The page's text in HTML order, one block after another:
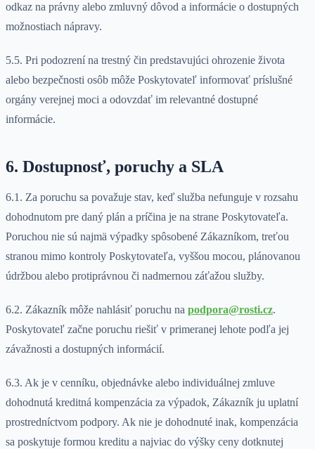
odkaz na právny alebo zmluvný dôvod a informácie o dostupných
možnostiach nápravy.
5.5. Pri podozrení na trestný čin predstavujúci ohrozenie života
alebo bezpečnosti osôb môže Poskytovateľ informovať príslušné
orgány verejnej moci a odovzdať im relevantné dostupné
informácie.
6. Dostupnosť, poruchy a SLA
6.1. Za poruchu sa považuje stav, keď služba nefunguje v rozsahu
dohodnutom pre daný plán a príčina je na strane Poskytovateľa.
Poruchou nie sú najmä výpadky spôsobené Zákazníkom, treťou
stranou mimo kontroly Poskytovateľa, vyššou mocou, plánovanou
údržbou alebo protiprávnou či nadmernou záťažou služby.
6.2. Zákazník môže nahlásiť poruchu na podpora@rosti.cz.
Poskytovateľ začne poruchu riešiť v primeranej lehote podľa jej
závažnosti a dostupných informácií.
6.3. Ak je v cenníku, objednávke alebo individuálnej zmluve
dohodnutá kreditná kompenzácia za výpadok, Zákazník ju uplatní
prostredníctvom podpory. Ak nie je dohodnuté inak, kompenzácia
sa poskytuje formou kreditu a najviac do výšky ceny dotknutej